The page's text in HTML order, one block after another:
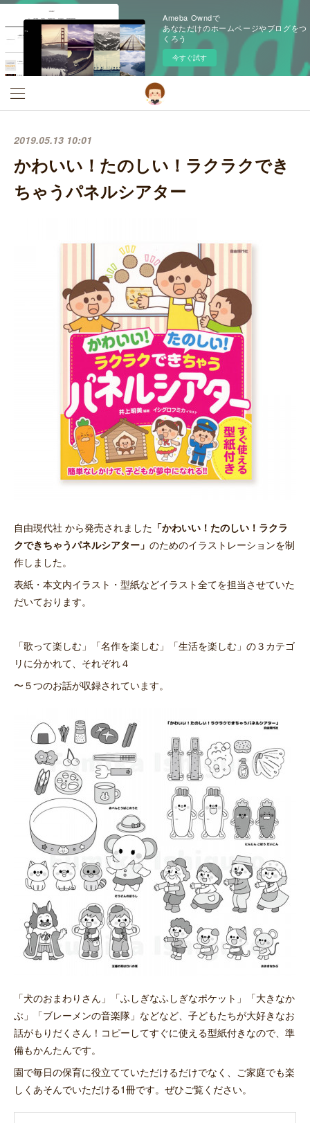
Ameba Owndで
あなただけのホームページやブログをつ
くろう
今すぐ試す
2019.05.13 10:01
かわいい！たのしい！ラクラクでき
ちゃうパネルシアター
自由現代社 から発売されました 「かわいい！たのしい！ラクラ
クできちゃうパネルシアター」 のためのイラストレーションを制
作しました。
表紙・本文内イラスト・型紙などイラスト全てを担当させていた
だいております。
「歌って楽しむ」「名作を楽しむ」「生活を楽しむ」の３カテゴ
リに分かれて、それぞれ４
〜５つのお話が収録されています。
「犬のおまわりさん」「ふしぎなふしぎなポケット」「大きなか
ぶ」「ブレーメンの音楽隊」などなど、子どもたちが大好きなお
話がもりだくさん！コピーしてすぐに使える型紙付きなので、準
備もかんたんです。
園で毎日の保育に役立てていただけるだけでなく、ご家庭でも楽
しくあそんでいただける1冊です。ぜひご覧ください。